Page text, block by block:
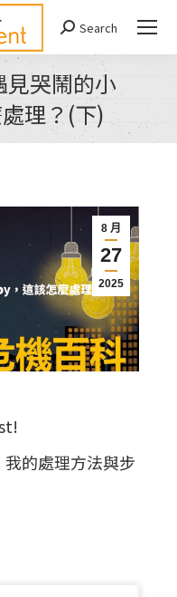
Search:
Search
哭鬧的小
理？(下)
are here:
8 月
27
2025
的處理方法與步